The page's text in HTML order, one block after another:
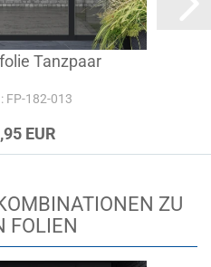
Tanzpaar
FP-182-013
EUR
ZU
FOLIEN